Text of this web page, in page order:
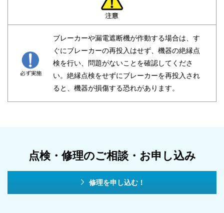
ブレーカーや漏電遮断機が作動する場合は、す
ぐにブレーカーの再投入はせず、機器の絶縁点
検を行い、問題がないことを確認してくださ
い。絶縁点検をせずにブレーカーを再投入され
ると、機器が損傷する恐れがあります。
点検・修理のご相談・お申し込み
修理を申し込む！